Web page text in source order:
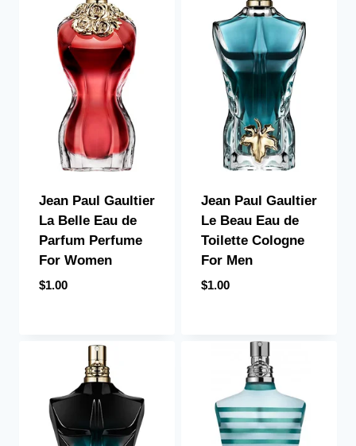
Jean Paul Gaultier
La Belle Eau de
Parfum Perfume
For Women
$1.00
Jean Paul Gaultier
Le Beau Eau de
Toilette Cologne
For Men
$1.00